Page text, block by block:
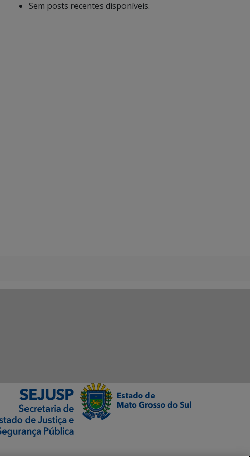
Sem posts recentes disponíveis.